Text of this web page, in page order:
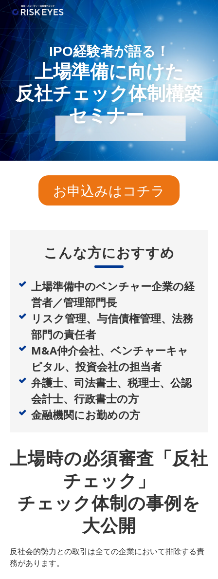
IPO経験者が語る！
上場準備に向けた
反社チェック体制構築
セミナー
お申込みはコチラ
こんな方におすすめ
上場準備中のベンチャー企業の経
営者／管理部門長
リスク管理、与信債権管理、法務
部門の責任者
M&A仲介会社、ベンチャーキャ
ピタル、投資会社の担当者
弁護士、司法書士、税理士、公認
会計士、行政書士の方
金融機関にお勤めの方
上場時の必須審査 「反社
チェック」
チェック体制の事例を
大公開
反社会的勢力との取引は全ての企業において排除する責
務があります。